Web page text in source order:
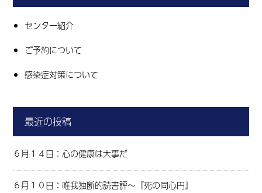
センター紹介
ご予約について
感染症対策について
最近の投稿
６月１４日：心の健康は大事だ
６月１０日：唯我独断的読書評～『死の同心円』